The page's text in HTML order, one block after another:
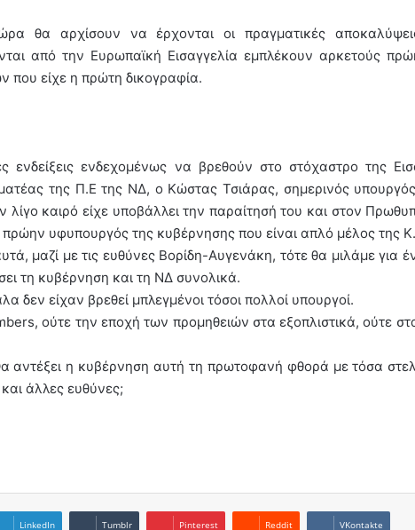
θα αρχίσουν να έρχονται οι πραγματικές
από την Ευρωπαϊκή Εισαγγελία εμπλέκουν αρκετούς
που είχε η πρώτη δικογραφία.
ενδείξεις ενδεχομένως να βρεθούν στο στόχαστρο της
της Π.Ε της ΝΔ, ο Κώστας Τσιάρας, σημερινός
λίγο καιρό είχε υποβάλλει την παραίτησή του και στον
πρώην υφυπουργός της κυβέρνησης που είναι απλό μέλος της
μαζί με τις ευθύνες Βορίδη-Αυγενάκη, τότε θα μιλάμε για
τη κυβέρνηση και τη ΝΔ συνολικά.
δεν είχαν βρεθεί μπλεγμένοι τόσοι πολλοί υπουργοί.
ούτε την εποχή των προμηθειών στα εξοπλιστικά, ούτε
αντέξει η κυβέρνηση αυτή τη πρωτοφανή φθορά με τόσα
και άλλες ευθύνες;
LinkedIn Tumblr Pinterest Reddit VKontakte